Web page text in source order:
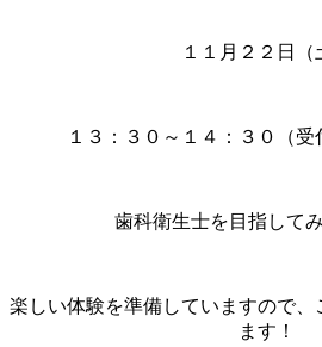
１１月２２日（
１３：３０～１４：３０（受
歯科衛生士を目指して
楽しい体験を準備していますので、
ます！